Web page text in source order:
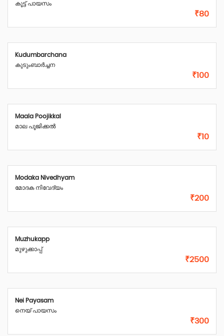
കൂട്ട് പായസം
₹80
Kudumbarchana
കുടുംബാർച്ചന
₹100
Maala Poojikkal
മാല പൂജിക്കൽ
₹10
Modaka Nivedhyam
മോദക നിവേദ്യം
₹200
Muzhukapp
മുഴുക്കാപ്പ്
₹2500
Nei Payasam
നെയ്‌ പായസം
₹300